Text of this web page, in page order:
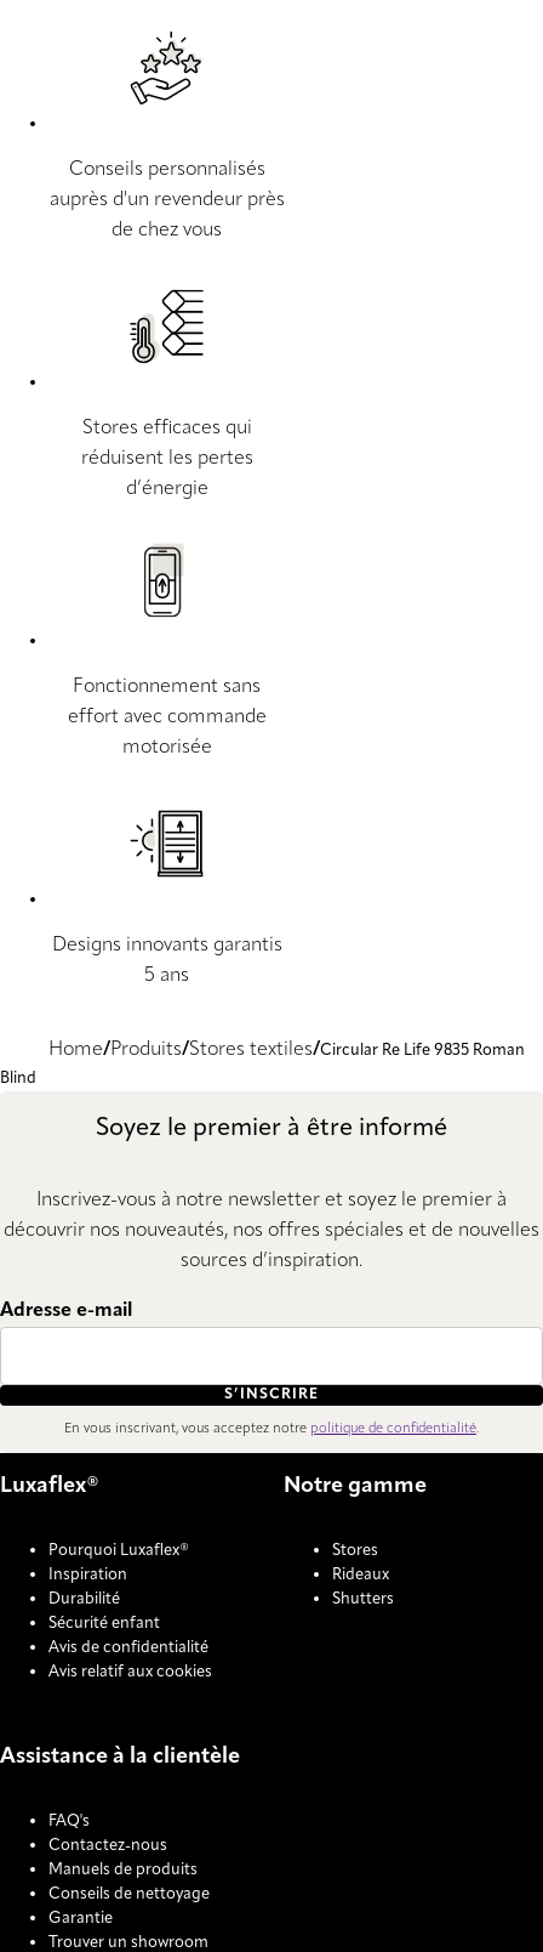
Conseils personnalisés
auprès d'un revendeur près
de chez vous
Stores efficaces qui
réduisent les pertes
d’énergie
Fonctionnement sans
effort avec commande
motorisée
Designs innovants garantis
5 ans
Home Produits Stores textiles Circular Re Life 9835 Roman
Blind
Soyez le premier à être informé
Inscrivez-vous à notre newsletter et soyez le premier à
découvrir nos nouveautés, nos offres spéciales et de nouvelles
sources d’inspiration.
Adresse e-mail
S’INSCRIRE
En vous inscrivant, vous acceptez notre politique de confidentialité.
Luxaflex®
Pourquoi Luxaflex®
Inspiration
Durabilité
Sécurité enfant
Avis de confidentialité
Avis relatif aux cookies
Notre gamme
Stores
Rideaux
Shutters
Assistance à la clientèle
FAQ's
Contactez-nous
Manuels de produits
Conseils de nettoyage
Garantie
Trouver un showroom